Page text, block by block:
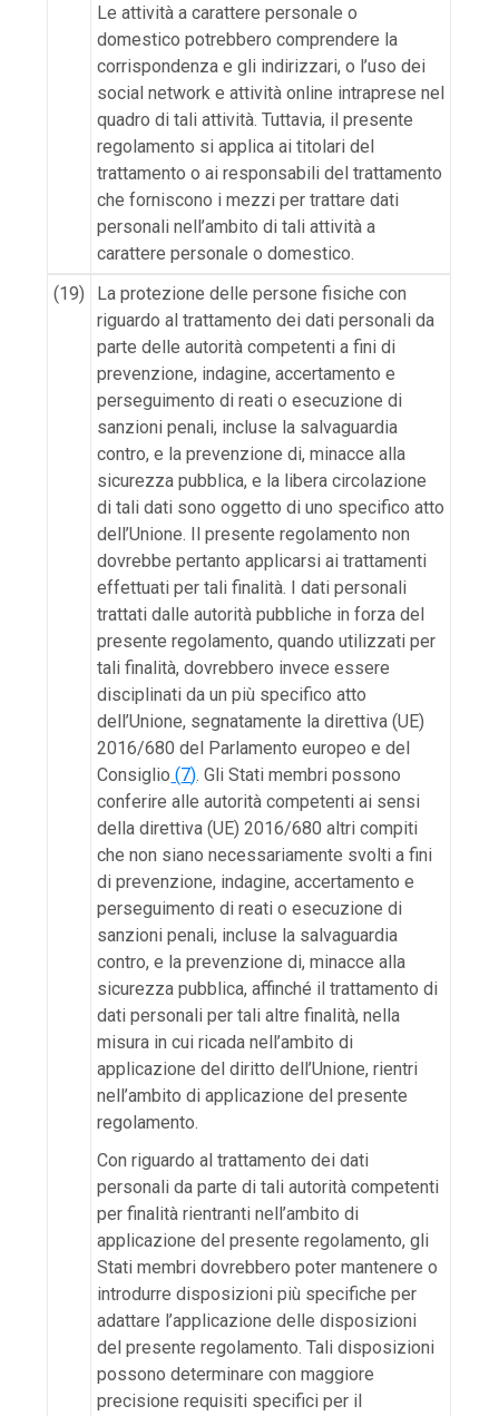
Le attività a carattere personale o
domestico potrebbero comprendere la
corrispondenza e gli indirizzari, o l’uso dei
social network e attività online intraprese nel
quadro di tali attività. Tuttavia, il presente
regolamento si applica ai titolari del
trattamento o ai responsabili del trattamento
che forniscono i mezzi per trattare dati
personali nell’ambito di tali attività a
carattere personale o domestico.
(19)
La protezione delle persone fisiche con
riguardo al trattamento dei dati personali da
parte delle autorità competenti a fini di
prevenzione, indagine, accertamento e
perseguimento di reati o esecuzione di
sanzioni penali, incluse la salvaguardia
contro, e la prevenzione di, minacce alla
sicurezza pubblica, e la libera circolazione
di tali dati sono oggetto di uno specifico atto
dell’Unione. Il presente regolamento non
dovrebbe pertanto applicarsi ai trattamenti
effettuati per tali finalità. I dati personali
trattati dalle autorità pubbliche in forza del
presente regolamento, quando utilizzati per
tali finalità, dovrebbero invece essere
disciplinati da un più specifico atto
dell’Unione, segnatamente la direttiva (UE)
2016/680 del Parlamento europeo e del
Consiglio (7). Gli Stati membri possono
conferire alle autorità competenti ai sensi
della direttiva (UE) 2016/680 altri compiti
che non siano necessariamente svolti a fini
di prevenzione, indagine, accertamento e
perseguimento di reati o esecuzione di
sanzioni penali, incluse la salvaguardia
contro, e la prevenzione di, minacce alla
sicurezza pubblica, affinché il trattamento di
dati personali per tali altre finalità, nella
misura in cui ricada nell’ambito di
applicazione del diritto dell’Unione, rientri
nell’ambito di applicazione del presente
regolamento.
Con riguardo al trattamento dei dati
personali da parte di tali autorità competenti
per finalità rientranti nell’ambito di
applicazione del presente regolamento, gli
Stati membri dovrebbero poter mantenere o
introdurre disposizioni più specifiche per
adattare l’applicazione delle disposizioni
del presente regolamento. Tali disposizioni
possono determinare con maggiore
precisione requisiti specifici per il